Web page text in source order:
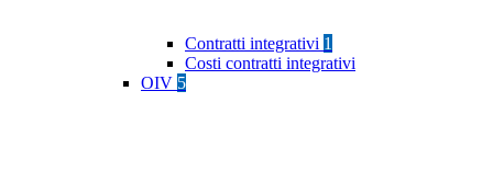
Contratti integrativi 1
Costi contratti integrativi
OIV 5